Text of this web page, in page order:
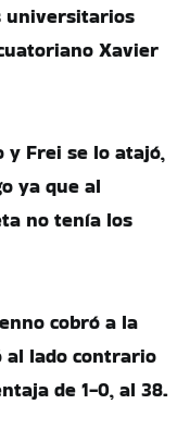
universitarios
Xavier
y Frei se lo atajó,
ya que al
no tenía los
cobró a la
al lado contrario
de 1-0, al 38.